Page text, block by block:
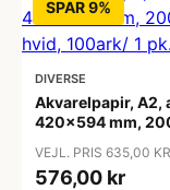
SPAR 9%
DIVERSE
Akvarelpapir, A2,
420x594 mm,
VEJL. PRIS 635,00 KR
576,00 kr